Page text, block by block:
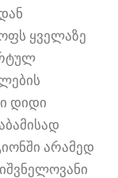
ყველაზე
დიდი
არამედ